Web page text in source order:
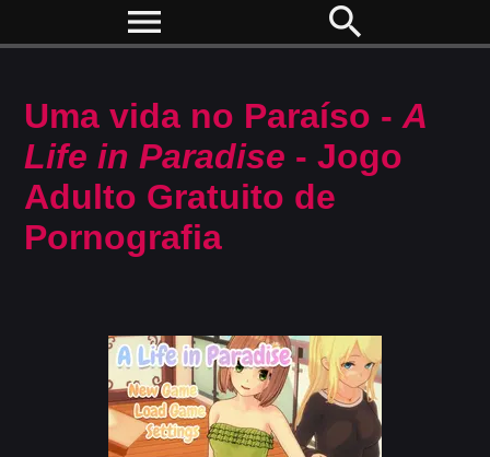
menu search
Uma vida no Paraíso -A
Life in Paradise - Jogo
Adulto Gratuito de
Pornografia